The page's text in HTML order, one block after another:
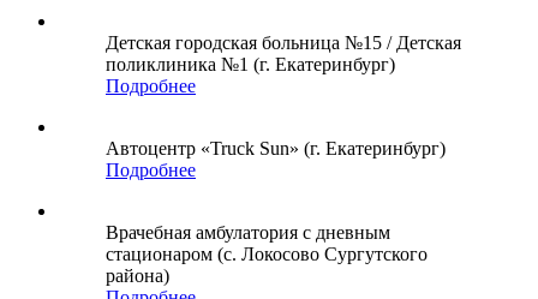
Детская городская больница №15 / Детская
поликлиника №1 (г. Екатеринбург)
Подробнее
Автоцентр «Truck Sun» (г. Екатеринбург)
Подробнее
Врачебная амбулатория с дневным
стационаром (с. Локосово Сургутского
района)